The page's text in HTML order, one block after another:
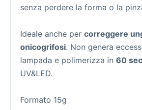
senza perdere la forma o la
Ideale anche per correggere
onicogrifosi. Non genera
lampada e polimerizza in 60
UV&LED.
Formato 15g